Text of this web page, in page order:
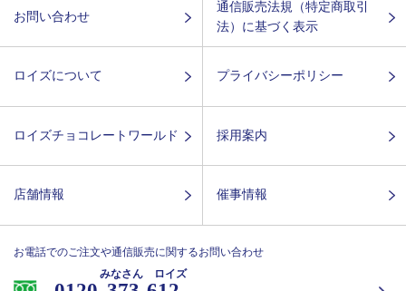
お問い合わせ
通信販売法規（特定商取引
法）に基づく表示
ロイズについて プライバシーポリシー
ロイズチョコレートワールド 採用案内
店舗情報 催事情報
お電話でのご注文や通信販売に関するお問い合わせ
みなさん ロイズ